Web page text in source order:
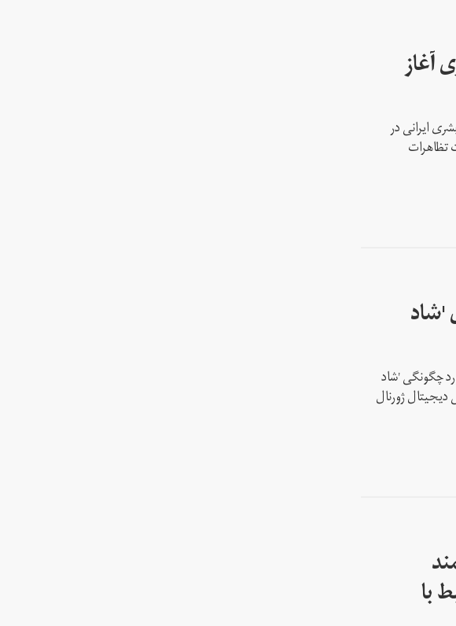
آغاز
ایرانی در
تظاهرات
چگونگی 'شاد
دیجیتال ژورنال
با